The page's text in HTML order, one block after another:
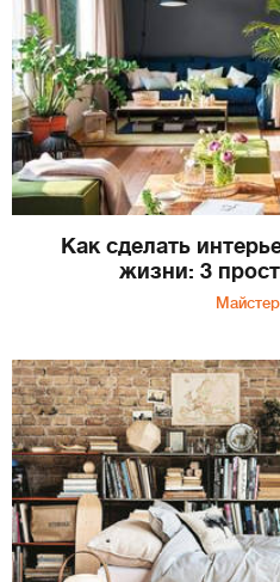
Как сделать
жизни: 3